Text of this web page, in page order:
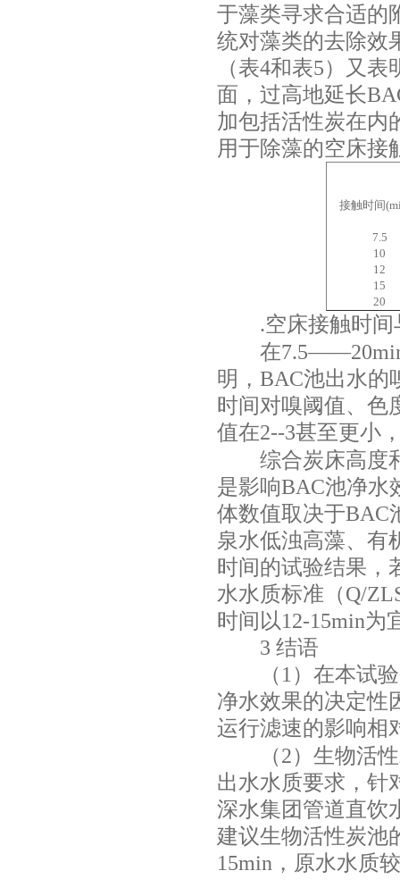
于藻类寻求合适的
统对藻类的去除效
（表4和表5）又表
面，过高地延长
加包括活性炭在内
用于除藻的空床接
接触时间
7.5
10
12
15
20
.空床接触时
在7.5——
明， BAC池出水的
时间对嗅阈值、色
值在2--3甚至更小
综合炭床高度和
是影响BAC池净水
体数值取决于BAC
泉水低浊高藻、有
时间的试验结果，
水水质标准（Q/
时间以12-15min为
3 结语
（ 1 ）在本试
净水效果的决定性
运行滤速的影响相
（2）生物活
出水水质要求，针
深水集团管道直饮
建议生物活性炭池
15min ，原水水质